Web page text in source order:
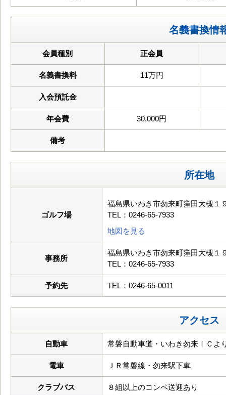
名義書換情
会員種別 正会員
名義書換料 11万円
入会預託金
年会費 30,000円
備考
所在地
ゴルフ場
福島県いわき市勿来町窪田大槻１
TEL：0246-65-7933
地図を見る
事務所
福島県いわき市勿来町窪田大槻１
TEL：0246-65-7933
予約先 TEL：0246-65-0011
アクセス
自動車 常磐自動車道・いわき勿来ＩＣよ
電車 ＪＲ常磐線・勿来駅下車
クラブバス ８組以上のコンペ送迎あり